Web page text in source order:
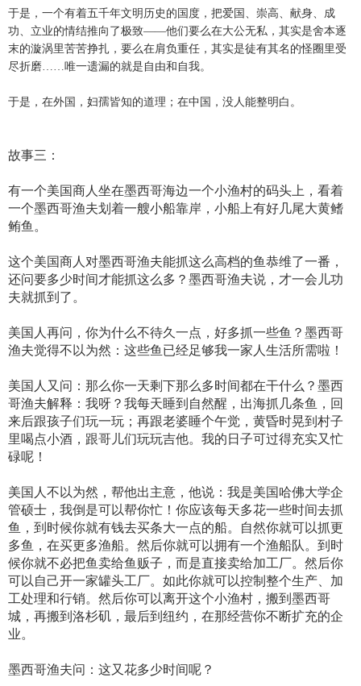
于是，一个有着五千年文明历史的国度，把爱国、崇高、献身、成
功、立业的情结推向了极致——他们要么在大公无私，其实是舍本逐
末的漩涡里苦苦挣扎，要么在肩负重任，其实是徒有其名的怪圈里受
尽折磨……唯一遗漏的就是自由和自我。
于是，在外国，妇孺皆知的道理；在中国，没人能整明白。
故事三：
有一个美国商人坐在墨西哥海边一个小渔村的码头上，看着
一个墨西哥渔夫划着一艘小船靠岸，小船上有好几尾大黄鳍
鲔鱼。
这个美国商人对墨西哥渔夫能抓这么高档的鱼恭维了一番，
还问要多少时间才能抓这么多？墨西哥渔夫说，才一会儿功
夫就抓到了。
美国人再问，你为什么不待久一点，好多抓一些鱼？墨西哥
渔夫觉得不以为然：这些鱼已经足够我一家人生活所需啦！
美国人又问：那么你一天剩下那么多时间都在干什么？墨西
哥渔夫解释：我呀？我每天睡到自然醒，出海抓几条鱼，回
来后跟孩子们玩一玩；再跟老婆睡个午觉，黄昏时晃到村子
里喝点小酒，跟哥儿们玩玩吉他。我的日子可过得充实又忙
碌呢！
美国人不以为然，帮他出主意，他说：我是美国哈佛大学企
管硕士，我倒是可以帮你忙！你应该每天多花一些时间去抓
鱼，到时候你就有钱去买条大一点的船。自然你就可以抓更
多鱼，在买更多渔船。然后你就可以拥有一个渔船队。到时
候你就不必把鱼卖给鱼贩子，而是直接卖给加工厂。然后你
可以自己开一家罐头工厂。如此你就可以控制整个生产、加
工处理和行销。然后你可以离开这个小渔村，搬到墨西哥
城，再搬到洛杉矶，最后到纽约，在那经营你不断扩充的企
业。
墨西哥渔夫问：这又花多少时间呢？